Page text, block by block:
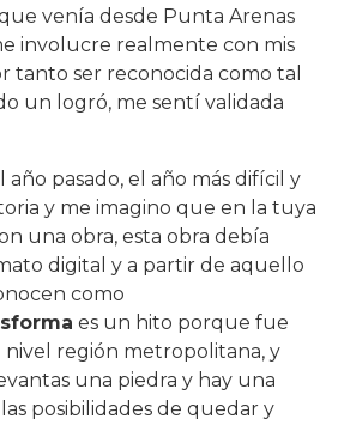
venía desde Punta Arenas
involucre realmente con mis
tanto ser reconocida como tal
un logró, me sentí validada
pasado, el año más difícil y
y me imagino que en la tuya
una obra, esta obra debía
digital y a partir de aquello
como
es un hito porque fue
nivel región metropolitana, y
una piedra y hay una
posibilidades de quedar y